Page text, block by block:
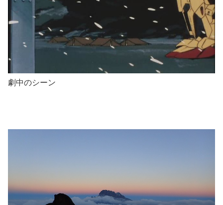
劇中のシーン